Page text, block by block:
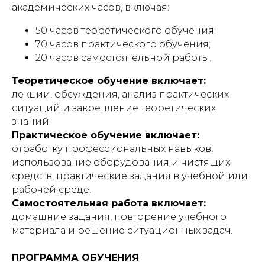
академических часов, включая:
50 часов теоретического обучения;
70 часов практического обучения;
20 часов самостоятельной работы.
Теоретическое обучение включает:
лекции, обсуждения, анализ практических
ситуаций и закрепление теоретических
знаний.
Практическое обучение включает:
отработку профессиональных навыков,
использование оборудования и чистящих
средств, практические задания в учебной или
рабочей среде.
Самостоятельная работа включает:
домашние задания, повторение учебного
материала и решение ситуационных задач.
ПРОГРАММА ОБУЧЕНИЯ